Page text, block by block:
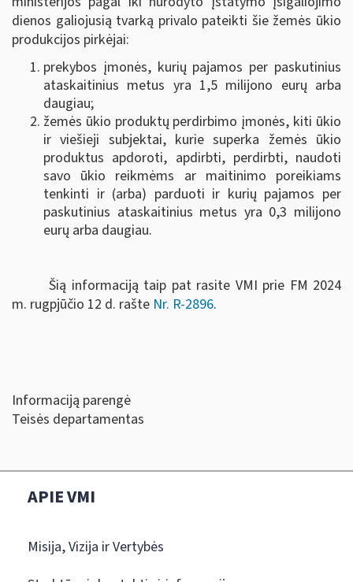
dienos galiojusią tvarką privalo pateikti šie žemės ūkio
produkcijos pirkėjai:
prekybos įmonės, kurių pajamos per paskutinius
ataskaitinius metus yra 1,5 milijono eurų arba
daugiau;
žemės ūkio produktų perdirbimo įmonės, kiti ūkio
ir viešieji subjektai, kurie superka žemės ūkio
produktus apdoroti, apdirbti, perdirbti, naudoti
savo ūkio reikmėms ar maitinimo poreikiams
tenkinti ir (arba) parduoti ir kurių pajamos per
paskutinius ataskaitinius metus yra 0,3 milijono
eurų arba daugiau.
Šią informaciją taip pat rasite VMI prie FM 2024
m. rugpjūčio 12 d. rašte Nr. R-2896.
Informaciją parengė
Teisės departamentas
APIE VMI
Misija, Vizija ir Vertybės